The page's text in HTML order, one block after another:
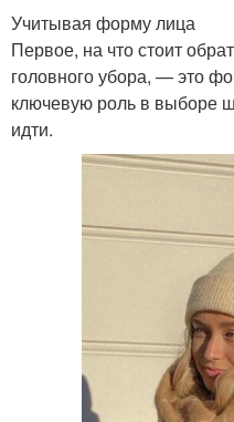
Учитывая форму лица
Первое, на что стоит
головного убора, — это
ключевую роль в выборе
идти.